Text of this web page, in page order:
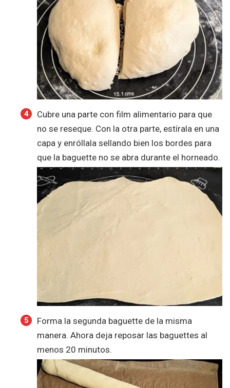
Cubre una parte con film alimentario para que
no se reseque. Con la otra parte, estírala en una
capa y enróllala sellando bien los bordes para
que la baguette no se abra durante el horneado.
Forma la segunda baguette de la misma
manera. Ahora deja reposar las baguettes al
menos 20 minutos.